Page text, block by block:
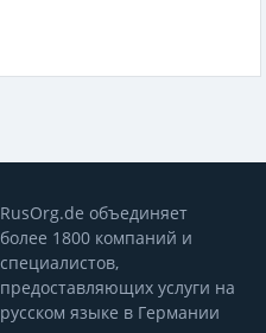
RusOrg.de объединяет
более 1800 компаний и
специалистов,
предоставляющих услуги на
русском языке в Германии